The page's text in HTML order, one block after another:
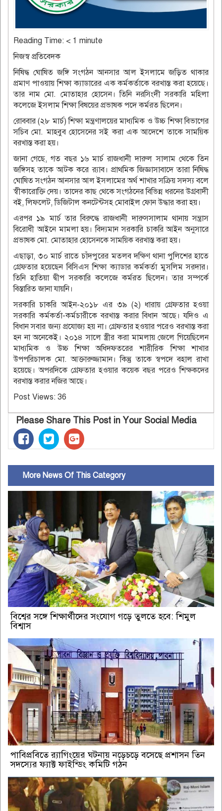
Reading Time: < 1 minute
নিজস্ব প্রতিবেদক
নিষিদ্ধ ঘোষিত জঙ্গি সংগঠন আনসার আল ইসলামে জড়িত থাকার
প্রমাণ পাওয়ায় শিক্ষা ক্যাডারের এক কর্মকর্তাকে বরখাস্ত করা হয়েছে।
তার নাম মো. মোতাহার হোসেন। তিনি নরসিংদী সরকারি মহিলা
কলেজে ইসলাম শিক্ষা বিষয়ের প্রভাষক পদে কর্মরত ছিলেন।
রোববার (২৮ মার্চ) শিক্ষা মন্ত্রণালয়ের মাধ্যমিক ও উচ্চ শিক্ষা বিভাগের
সচিব মো. মাহবুব হোসেনের সই করা এক আদেশে তাকে সাময়িক
বরখাস্ত করা হয়।
জানা গেছে, গত বছর ১৬ মার্চ রাজধানী দারুল সালাম থেকে তিন
জঙ্গিসহ তাকে আটক করে র‌্যাব। প্রাথমিক জিজ্ঞাসাবাদে তারা নিষিদ্ধ
ঘোষিত সংগঠন আনসার আল ইসলামের অর্থ শাখার সক্রিয় সদস্য বলে
স্বীকারোক্তি দেয়। তাদের কাছ থেকে সংগঠনের বিভিন্ন ধরনের উগ্রবাদী
বই, লিফলেট, ডিজিটাল কনটেন্টসহ মোবাইল ফোন উদ্ধার করা হয়।
এরপর ১৯ মার্চ তার বিরুদ্ধে রাজধানী দারুসসালাম থানায় সন্ত্রাস
বিরোধী আইনে মামলা হয়। বিদ্যমান সরকারি চাকরি আইন অনুসারে
প্রভাষক মো. মোতাহার হোসেনকে সাময়িক বরখাস্ত করা হয়।
এছাড়া, ৩০ মার্চ রাতে চাঁদপুরের মতলব দক্ষিণ থানা পুলিশের হাতে
গ্রেফতার হয়েছেন বিসিএস শিক্ষা ক্যাডার কর্মকর্তা মুসলিম সরদার।
তিনি হাতিয়া দ্বীপ সরকারি কলেজে কর্মরত ছিলেন। তার সম্পর্কে
বিস্তারিত জানা যায়নি।
সরকারি চাকরি আইন-২০১৮ এর ৩৯ (২) ধারায় গ্রেফতার হওয়া
সরকারি কর্মকর্তা-কর্মচারীকে বরখাস্ত করার বিধান আছে। যদিও এ
বিধান সবার জন্য প্রযোজ্য হয় না। গ্রেফতার হওয়ার পরেও বরখাস্ত করা
হন না অনেকেই। ২০১৪ সালে স্ত্রীর করা মামলায় জেলে গিয়েছিলেন
মাধ্যমিক ও উচ্চ শিক্ষা অধিদফতরের শারীরিক শিক্ষা শাখার
উপপরিচালক মো. আক্তারুজ্জামান। কিন্তু তাকে স্বপদে বহাল রাখা
হয়েছে। অপরদিকে গ্রেফতার হওয়ার কয়েক বছর পরেও শিক্ষকদের
বরখাস্ত করার নজির আছে।
Post Views: 36
Please Share This Post in Your Social Media
More News Of This Category
বিশ্বের সঙ্গে শিক্ষার্থীদের সংযোগ গড়ে তুলতে হবে: শিমুল
বিশ্বাস
পাবিপ্রবিতে র‍্যাগিংয়ের ঘটনায় নড়েচড়ে বসেছে প্রশাসন তিন
সদস্যের ফ্যাক্ট ফাইন্ডিং কমিটি গঠন